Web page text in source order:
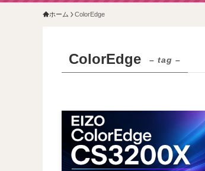
ホーム ColorEdge
ColorEdge – tag –